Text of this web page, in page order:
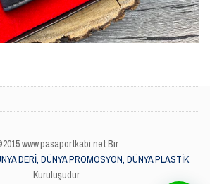
www.pasaportkabi.net Bir
DERİ, DÜNYA PROMOSYON, DÜNYA PLASTİK
Kuruluşudur.